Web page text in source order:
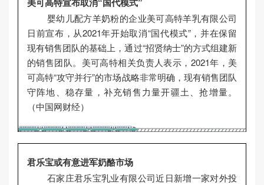
婴幼儿配方羊奶粉的企业美可高特羊乳有限公司
日前宣布，从2021年开始取消“国代模式”，并在保留
现有销售团队的基础上，通过“招贤纳士”的方式组建新
的销售团队。美可高特相关负责人表示，2021年，美
可高特“攻守并行”的市场战略非常明确，现有销售团队
守阵地、稳存量，补充销售力量开疆土、抢增量。
（中国网财经）
君乐宝或有意进军奶酪市场
石家庄君乐宝乳业有限公司近日新增一家对外投